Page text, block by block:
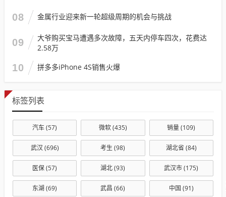
08 金属行业迎来新一轮超级周期的机会与挑战
09
大爷购买宝马遭遇多次故障，五天内停车四次，花费达
2.58万
10 拼多多iPhone 4S销售火爆
标签列表
汽车(57) 微软(435) 销量(109)
武汉 (696) 考生 (98) 湖北省 (84)
医保(57) 湖北(93) 武汉市(175)
东湖 (69) 武昌 (66) 中国 (91)